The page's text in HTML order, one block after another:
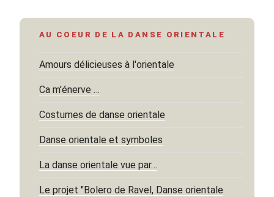
AU COEUR DE LA DANSE ORIENTALE
Amours délicieuses à l'orientale
Ca m'énerve …
Costumes de danse orientale
Danse orientale et symboles
La danse orientale vue par…
Le projet "Bolero de Ravel, Danse orientale